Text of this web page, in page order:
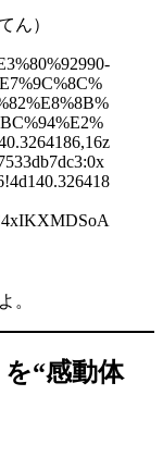
ん）
。
“感動体